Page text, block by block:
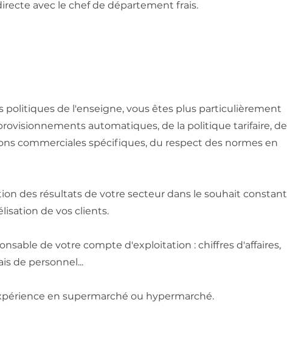
avec le chef de département frais.
politiques de l'enseigne, vous êtes plus particulièrement
automatiques, de la politique tarifaire, de
commerciales spécifiques, du respect des normes en
des résultats de votre secteur dans le souhait constant
de vos clients.
de votre compte d'exploitation : chiffres d'affaires,
de personnel...
en supermarché ou hypermarché.